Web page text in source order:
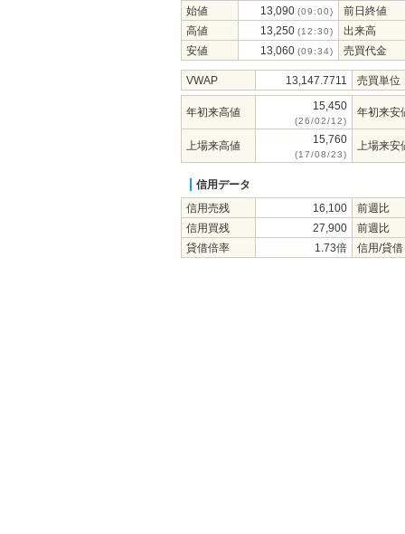
始値 13,090 (09:00)
前日終値
高値
13,250 (12:30)
出来高
安値
13,060 (09:34) 売買代金
VWAP 13,147.7711 売買単位
年初来高値 15,450
(26/02/12)
年初来安
上場来高値 15,760
(17/08/23)
上場来安
信用データ
信用売残
16,100
前週比
信用買残
27,900
前週比
貸借倍率
1.73倍 信用/貸借